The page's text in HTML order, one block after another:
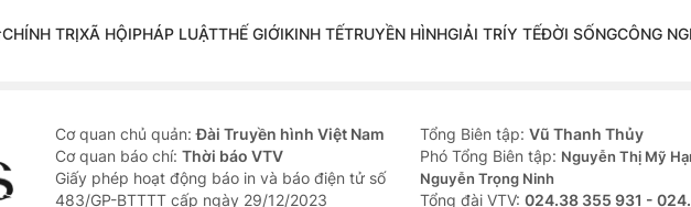
CHÍNH TRỊXÃ HỘIPHÁP LUẬTTHẾ GIỚIKINH TẾTRUYỀN HÌNHGIẢI TRÍY TẾĐỜI SỐNGCÔNG
Cơ quan chủ quản:Đài Truyền hình Việt Nam
Cơ quan báo chí: Thời báo VTV
Giấy phép hoạt động báo in và báo điện tử số
483/GP-BTTTT cấp ngày 29/12/2023
Tổng Biên tập: Vũ Thanh Thủy
Phó Tổng Biên tập: Nguyễn Thị Mỹ
Nguyễn Trọng Ninh
Tổng đài VTV: 024.38 355 931 -